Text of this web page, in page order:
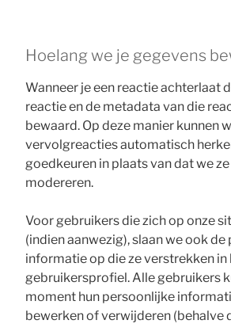
Hoelang we je gegevens
Wanneer je een reactie achterlaat
reactie en de metadata van die
bewaard. Op deze manier kunnen
vervolgreacties automatisch
goedkeuren in plaats van dat we
modereren.
Voor gebruikers die zich op onze
(indien aanwezig), slaan we ook
informatie op die ze verstrekken in
gebruikersprofiel. Alle gebruikers
moment hun persoonlijke
bewerken of verwijderen (behalve